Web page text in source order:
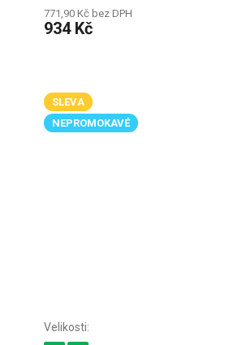
771,90 Kč bez DPH
934 Kč
SLEVA
NEPROMOKAVÉ